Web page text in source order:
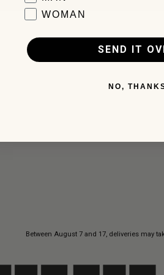
Between August 7 and 17, deliveries may
WOMAN
SEND IT
NO,